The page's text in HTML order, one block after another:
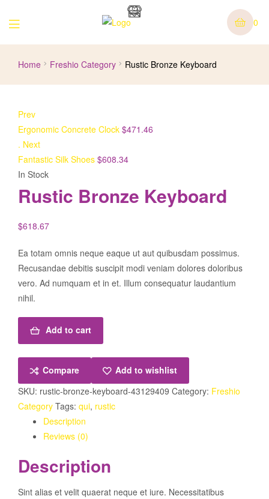
0
Home Freshio Category Rustic Bronze Keyboard
Prev
Ergonomic Concrete Clock $471.46
. Next
Fantastic Silk Shoes $608.34
In Stock
Rustic Bronze Keyboard
$618.67
Ea totam omnis neque eaque ut aut quibusdam possimus.
Recusandae debitis suscipit modi veniam dolores doloribus
vero. Ad numquam et in et. Illum consequatur laudantium
nihil.
Add to cart
Compare
Add to wishlist
SKU: rustic-bronze-keyboard-43129409 Category: Freshio
Category Tags: qui, rustic
Description
Reviews (0)
Description
Sint alias et velit quaerat neque et iure. Necessitatibus